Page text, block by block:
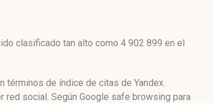
clasificado tan alto como 4 902 899 en el
términos de índice de citas de Yandex.
red social. Según Google safe browsing para